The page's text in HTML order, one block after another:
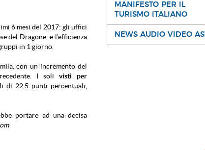
6 mesi del 2017: gli uffici
del Dragone, e l’efficienza
in 1 giorno.
con un incremento del
I solivisti per
di 22,5 punti percentuali,
portare ad una decisa
MANIFESTO PER IL
TURISMO ITALIANO
NEWS AUDIO VIDEO